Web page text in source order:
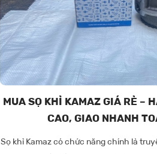
MUA SỌ KHỈ KAMAZ GIÁ RẺ –
CAO, GIAO NHANH
Sọ khỉ Kamaz có chức năng chính là